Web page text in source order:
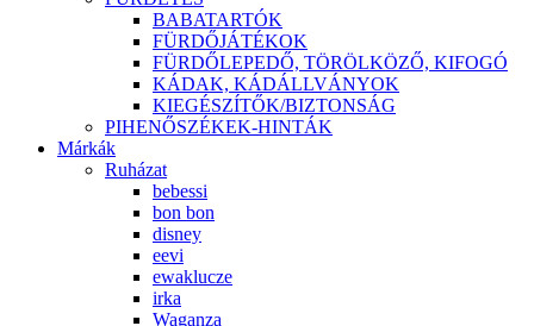
BABATARTÓK
FÜRDŐJÁTÉKOK
FÜRDŐLEPEDŐ, TÖRÖLKÖZŐ, KIFOGÓ
KÁDAK, KÁDÁLLVÁNYOK
KIEGÉSZÍTŐK/BIZTONSÁG
PIHENŐSZÉKEK-HINTÁK
Márkák
Ruházat
bebessi
bon bon
disney
eevi
ewaklucze
irka
Waganza